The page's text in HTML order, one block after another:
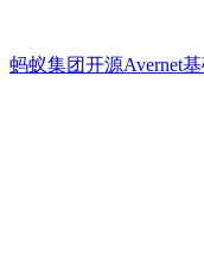
蚂蚁集团开源Avernet